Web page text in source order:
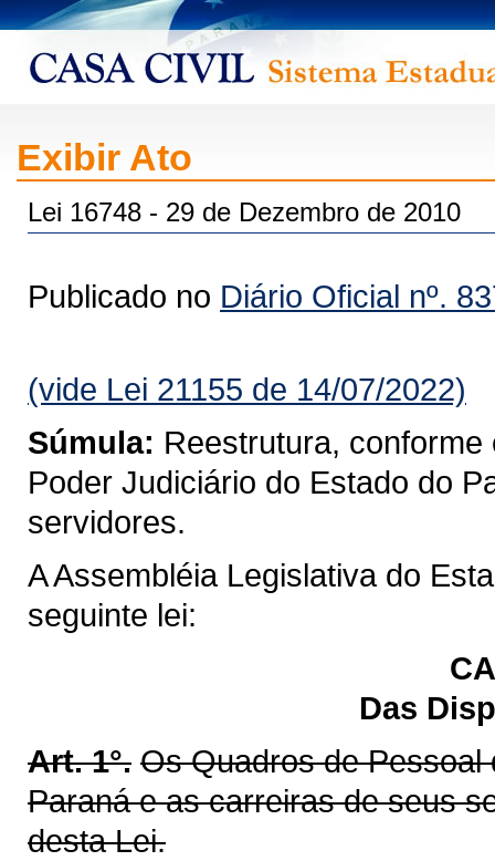
Exibir Ato
Lei 16748 - 29 de Dezembro de 2010
Publicado no Diário Oficial nº.
(vide Lei 21155 de 14/07/2022)
Súmula: Reestrutura,
Poder Judiciário do Estado do
servidores.
A Assembléia Legislativa do
seguinte lei:
Das
Art. 1°. Os Quadros de Pessoal
Paraná e as carreiras de seus
desta Lei.